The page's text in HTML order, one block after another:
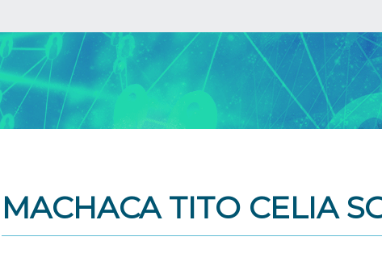
MACHACA TITO CELIA